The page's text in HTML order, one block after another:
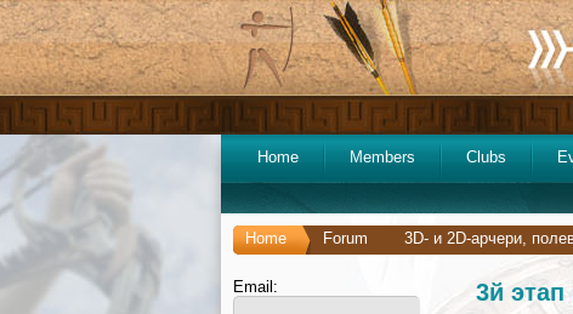
Home Members Clubs
Home Forum 3D- и 2D-арчери,
Email: 3й